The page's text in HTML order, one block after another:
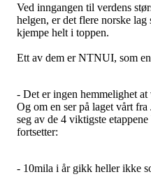
Ved inngangen til verdens
helgen, er det flere norske lag
kjempe helt i toppen.
Ett av dem er NTNUI, som
- Det er ingen hemmelighet
Og om en ser på laget vårt
seg av de 4 viktigste
fortsetter:
- 10mila i år gikk heller ikke